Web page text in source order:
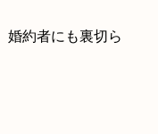
婚約者にも裏切ら